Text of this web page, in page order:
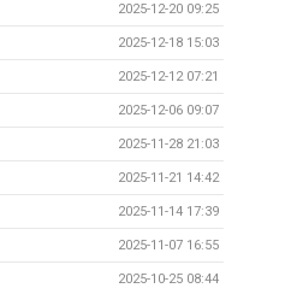
2025-12-20 09:25
2025-12-18 15:03
2025-12-12 07:21
2025-12-06 09:07
2025-11-28 21:03
2025-11-21 14:42
2025-11-14 17:39
2025-11-07 16:55
2025-10-25 08:44